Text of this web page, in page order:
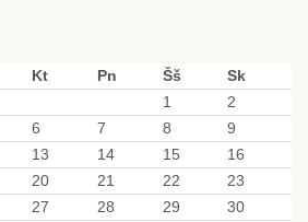
Kt Pn Šš
Sk
1
2
6 7 8
9
13 14 15
16
20 21 22
23
27 28 29
30